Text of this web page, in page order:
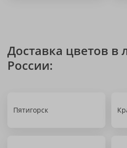
Доставка цветов в
России:
Пятигорск